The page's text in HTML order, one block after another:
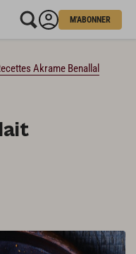
M'ABONNER
Akrame Benallal